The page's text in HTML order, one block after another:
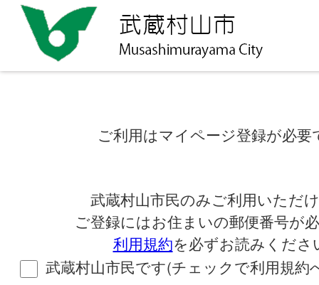
ご利用はマイページ登録が必要
武蔵村山市民のみご利用いただ
ご登録にはお住まいの郵便番号が
利用規約を必ずお読みくださ
武蔵村山市民です(チェックで利用規約